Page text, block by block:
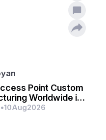
ଦୁଇ ହଜାର ବର୍ଷରୁ ଅଧିକ
ଅର୍ଥନୈତିକ ସୁଯୋଗ ଏବଂ
ପକାଇଛି |
କିମ୍ବା ବର୍ଣ୍ଣଗୁଡ଼ିକରେ
ଜଣଙ୍କର
ସମ୍ପର୍କ
Point Custom
Worldwide in
•10Aug2026